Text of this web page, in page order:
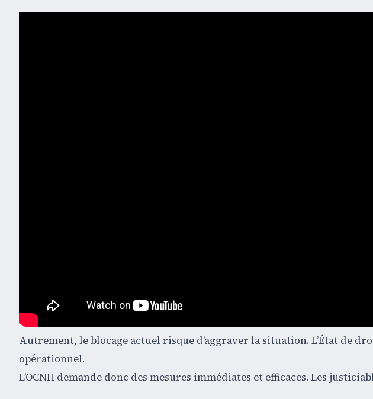
Autrement, le blocage actuel risque d’aggraver la situation. L’État de
opérationnel.
L’OCNH demande donc des mesures immédiates et efficaces. Les